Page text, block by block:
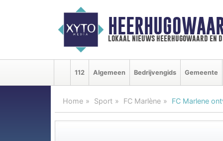
lokaal nieuws heerhugowaard en
112 Algemeen Bedrijvengids Gemeente
Home Sport FC Marlène FC Marlene